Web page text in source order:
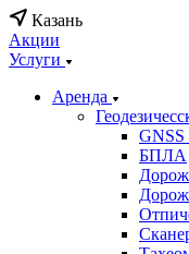
Казань
Акции
Услуги
Аренда
БПЛА